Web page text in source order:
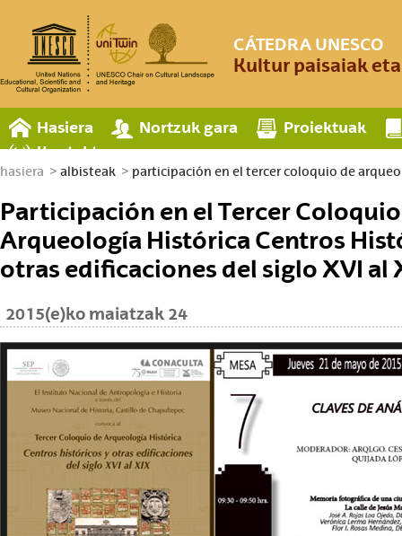
CÁTEDRA UNESCO
Kultur paisaiak
Hasiera Nortzuk gara
Proiektuak
Kontaktua
hasiera albisteak participación en el tercer coloquio de
Participación en el Tercer
Arqueología Histórica Centros
otras edificaciones del siglo XVI al
2015(e)ko maiatzak 24